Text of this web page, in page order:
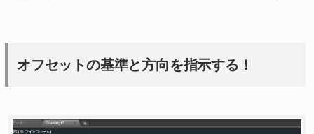
オフセットの基準と方向を指示する！